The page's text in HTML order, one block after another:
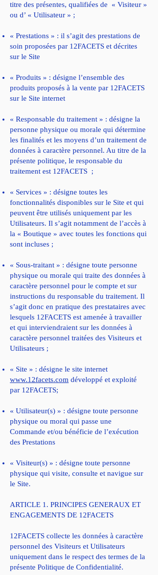
titre des présentes, qualifiées de « Visiteur »
ou d’ « Utilisateur » ;
« Prestations » : il s’agit des prestations de
soin proposées par 12FACETS et décrites
sur le Site
« Produits » : désigne l’ensemble des
produits proposés à la vente par 12FACETS
sur le Site internet
« Responsable du traitement » : désigne la
personne physique ou morale qui détermine
les finalités et les moyens d’un traitement de
données à caractère personnel. Au titre de la
présente politique, le responsable du
traitement est 12FACETS ;
« Services » : désigne toutes les
fonctionnalités disponibles sur le Site et qui
peuvent être utilisés uniquement par les
Utilisateurs. Il s’agit notamment de l’accès à
la « Boutique » avec toutes les fonctions qui
sont incluses ;
« Sous-traitant » : désigne toute personne
physique ou morale qui traite des données à
caractère personnel pour le compte et sur
instructions du responsable du traitement. Il
s’agit donc en pratique des prestataires avec
lesquels 12FACETS est amenée à travailler
et qui interviendraient sur les données à
caractère personnel traitées des Visiteurs et
Utilisateurs ;
« Site » : désigne le site internet
www.12facets.com développé et exploité
par 12FACETS;
« Utilisateur(s) » : désigne toute personne
physique ou moral qui passe une
Commande et/ou bénéficie de l’exécution
des Prestations
« Visiteur(s) » : désigne toute personne
physique qui visite, consulte et navigue sur
le Site.
ARTICLE 1. PRINCIPES GENERAUX ET
ENGAGEMENTS DE 12FACETS
12FACETS collecte les données à caractère
personnel des Visiteurs et Utilisateurs
uniquement dans le respect des termes de la
présente Politique de Confidentialité.